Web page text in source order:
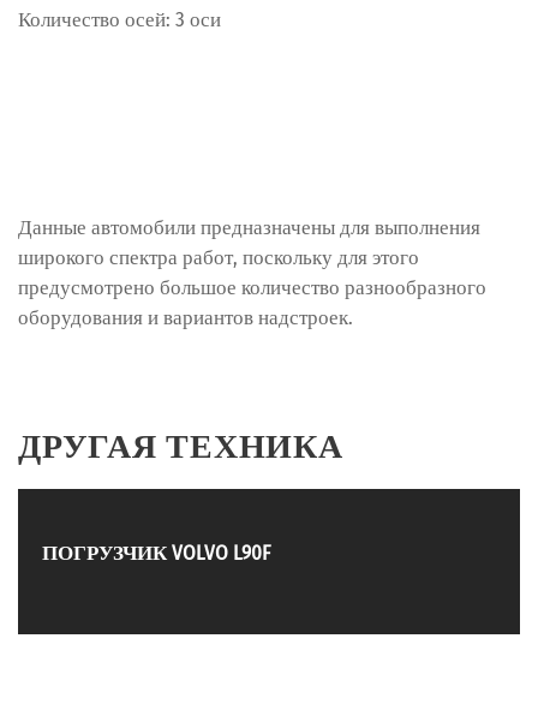
Количество осей: 3 оси
Данные автомобили предназначены для выполнения
широкого спектра работ, поскольку для этого
предусмотрено большое количество разнообразного
оборудования и вариантов надстроек.
ДРУГАЯ ТЕХНИКА
ПОГРУЗЧИК VOLVO L90F